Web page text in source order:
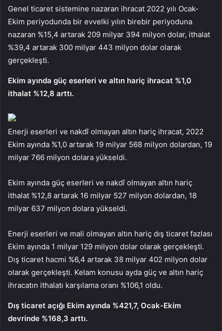
Genel ticaret sistemine nazaran ihracat 2022 yılı Ocak-
Ekim periyodunda bir evvelki yılın birebir periyoduna
nazaran %15,4 artarak 209 milyar 394 milyon dolar, ithalat
%39,4 artarak 300 milyar 443 milyon dolar olarak
gerçekleşti.
Ekim ayında güç eserleri ve altın hariç ihracat %1,0
ithalat %12,8 arttı.
Enerji eserleri ve nakdî olmayan altın hariç ihracat, 2022
Ekim ayında %1,0 artarak 19 milyar 568 milyon dolardan, 19
milyar 766 milyon dolara yükseldi.
Ekim ayında güç eserleri ve nakdî olmayan altın hariç
ithalat %12,8 artarak 16 milyar 527 milyon dolardan, 18
milyar 637 milyon dolara yükseldi.
Enerji eserleri ve mali olmayan altın hariç dış ticaret fazlası
Ekim ayında 1 milyar 129 milyon dolar olarak gerçekleşti.
Dış ticaret hacmi %6,4 artarak 38 milyar 402 milyon dolar
olarak gerçekleşti. Kelam konusu ayda güç ve altın hariç
ihracatın ithalatı karşılama oranı %106,1 oldu.
Dış ticaret açığı Ekim ayında %421,7, Ocak-Ekim
devrinde %168,3 arttı.